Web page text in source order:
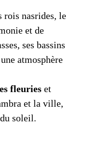
rois nasrides, le
et de
ses bassins
atmosphère
fleurieset
et la ville,
soleil.